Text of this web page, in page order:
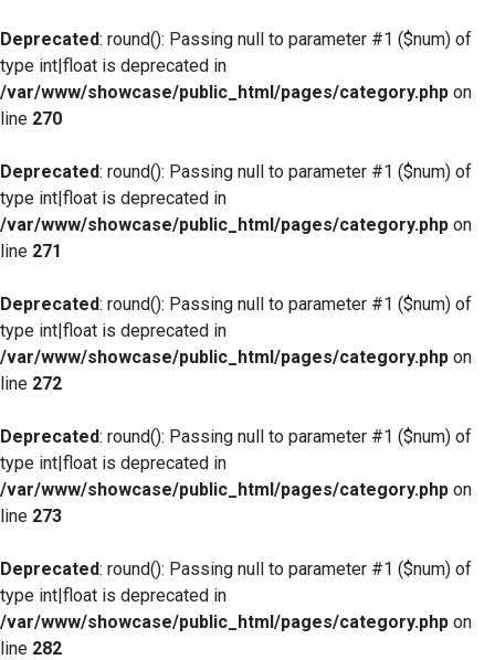
Deprecated: round(): Passing null to parameter #1 ($num) of
type int|float is deprecated in
/var/www/showcase/public_html/pages/category.php on
line 270
Deprecated: round(): Passing null to parameter #1 ($num) of
type int|float is deprecated in
/var/www/showcase/public_html/pages/category.php on
line 271
Deprecated: round(): Passing null to parameter #1 ($num) of
type int|float is deprecated in
/var/www/showcase/public_html/pages/category.php on
line 272
Deprecated: round(): Passing null to parameter #1 ($num) of
type int|float is deprecated in
/var/www/showcase/public_html/pages/category.php on
line 273
Deprecated: round(): Passing null to parameter #1 ($num) of
type int|float is deprecated in
/var/www/showcase/public_html/pages/category.php on
line 282